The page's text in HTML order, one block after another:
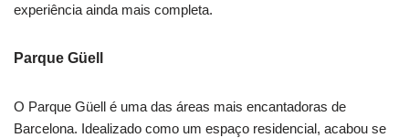
experiência ainda mais completa.
Parque Güell
O Parque Güell é uma das áreas mais encantadoras de
Barcelona. Idealizado como um espaço residencial, acabou se